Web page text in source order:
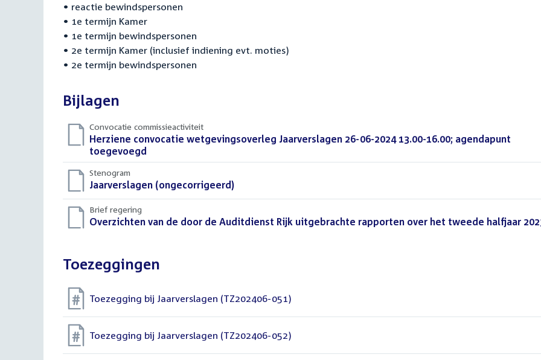
• reactie bewindspersonen
• 1e termijn Kamer
• 1e termijn bewindspersonen
• 2e termijn Kamer (inclusief indiening evt. moties)
• 2e termijn bewindspersonen
Bijlagen
Convocatie commissieactiviteit
Download
bestand:
Herziene convocatie wetgevingsoverleg Jaarverslagen 26-06-2024 13.00-16.00; agendapunt
toegevoegd
Stenogram
Download
bestand:
Jaarverslagen (ongecorrigeerd)
Brief regering
Download
Overzichten van de door de Auditdienst Rijk uitgebrachte rapporten over het tweede halfjaar
Toezeggingen
Toezegging bij Jaarverslagen (TZ202406-051)
Toezegging bij Jaarverslagen (TZ202406-052)